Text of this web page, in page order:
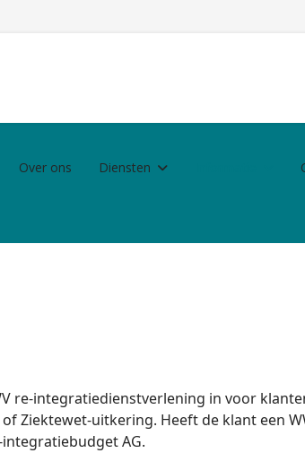
Over ons Diensten
re-integratiedienstverlening in voor
Ziektewet-uitkering. Heeft de klant een
AG.